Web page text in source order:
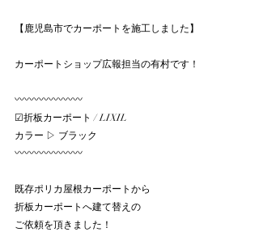
【鹿児島市でカーポートを施工しました】
カーポートショップ広報担当の有村です！
〰〰〰〰〰〰〰
☑︎折板カーポート / LIXIL
カラー ▷ ブラック
〰〰〰〰〰〰〰
既存ポリカ屋根カーポートから
折板カーポートへ建て替えの
ご依頼を頂きました！